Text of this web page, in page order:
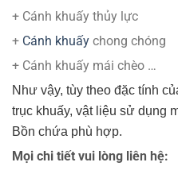
+ Cánh khuấy thủy lực
+ Cánh khuấy chong chóng
+ Cánh khuấy mái chèo …
Như vậy, tùy theo đặc tính
trục khuấy, vật liệu sử dụng
Bồn chứa phù hợp.
Mọi chi tiết vui lòng liên hệ: